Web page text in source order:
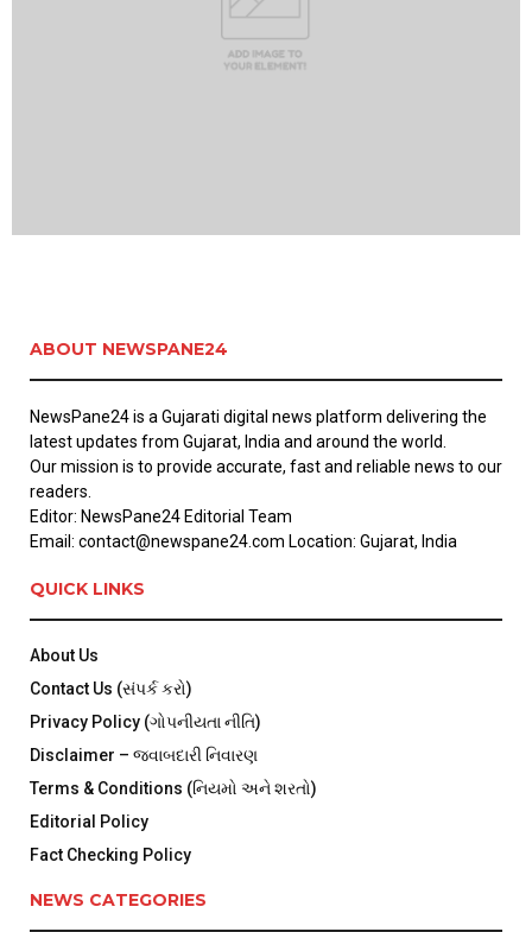
ABOUT NEWSPANE24
NewsPane24 is a Gujarati digital news platform delivering the
latest updates from Gujarat, India and around the world.
Our mission is to provide accurate, fast and reliable news to our
readers.
Editor: NewsPane24 Editorial Team
Email: contact@newspane24.com Location: Gujarat, India
QUICK LINKS
About Us
Contact Us (સંપર્ક કરો)
Privacy Policy (ગોપનીયતા નીતિ)
Disclaimer – જવાબદારી નિવારણ
Terms & Conditions (નિયમો અને શરતો)
Editorial Policy
Fact Checking Policy
NEWS CATEGORIES